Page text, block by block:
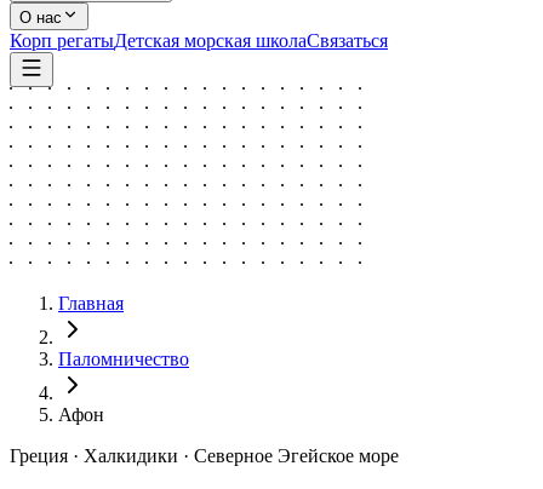
О нас
Корп регатыДетская морская школаСвязаться
Главная
Паломничество
Афон
Греция · Халкидики · Северное Эгейское море